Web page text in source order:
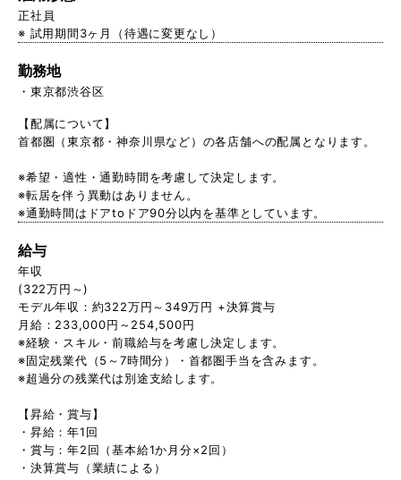
正社員
※ 試用期間3ヶ月（待遇に変更なし）
勤務地
東京都渋谷区
【配属について】
首都圏（東京都・神奈川県など）の各店舗への配属となります。
※希望・適性・通勤時間を考慮して決定します。
※転居を伴う異動はありません。
※通勤時間はドアtoドア90分以内を基準としています。
給与
年収
(322万円～)
モデル年収：約322万円～349万円 +決算賞与
月給：233,000円～254,500円
※経験・スキル・前職給与を考慮し決定します。
※固定残業代（5～7時間分）・首都圏手当を含みます。
※超過分の残業代は別途支給します。
【昇給・賞与】
・昇給：年1回
・賞与：年2回（基本給1か月分×2回）
・決算賞与（業績による）